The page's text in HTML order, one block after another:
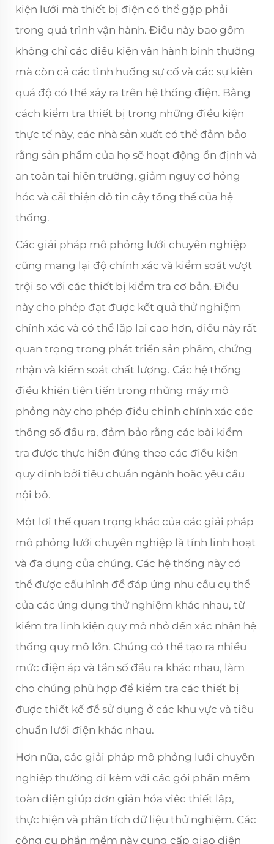
kiện lưới mà thiết bị điện có thể gặp phải
trong quá trình vận hành. Điều này bao gồm
không chỉ các điều kiện vận hành bình thường
mà còn cả các tình huống sự cố và các sự kiện
quá độ có thể xảy ra trên hệ thống điện. Bằng
cách kiểm tra thiết bị trong những điều kiện
thực tế này, các nhà sản xuất có thể đảm bảo
rằng sản phẩm của họ sẽ hoạt động ổn định và
an toàn tại hiện trường, giảm nguy cơ hỏng
hóc và cải thiện độ tin cậy tổng thể của hệ
thống.
Các giải pháp mô phỏng lưới chuyên nghiệp
cũng mang lại độ chính xác và kiểm soát vượt
trội so với các thiết bị kiểm tra cơ bản. Điều
này cho phép đạt được kết quả thử nghiệm
chính xác và có thể lặp lại cao hơn, điều này rất
quan trọng trong phát triển sản phẩm, chứng
nhận và kiểm soát chất lượng. Các hệ thống
điều khiển tiên tiến trong những máy mô
phỏng này cho phép điều chỉnh chính xác các
thông số đầu ra, đảm bảo rằng các bài kiểm
tra được thực hiện đúng theo các điều kiện
quy định bởi tiêu chuẩn ngành hoặc yêu cầu
nội bộ.
Một lợi thế quan trọng khác của các giải pháp
mô phỏng lưới chuyên nghiệp là tính linh hoạt
và đa dụng của chúng. Các hệ thống này có
thể được cấu hình để đáp ứng nhu cầu cụ thể
của các ứng dụng thử nghiệm khác nhau, từ
kiểm tra linh kiện quy mô nhỏ đến xác nhận hệ
thống quy mô lớn. Chúng có thể tạo ra nhiều
mức điện áp và tần số đầu ra khác nhau, làm
cho chúng phù hợp để kiểm tra các thiết bị
được thiết kế để sử dụng ở các khu vực và tiêu
chuẩn lưới điện khác nhau.
Hơn nữa, các giải pháp mô phỏng lưới chuyên
nghiệp thường đi kèm với các gói phần mềm
toàn diện giúp đơn giản hóa việc thiết lập,
thực hiện và phân tích dữ liệu thử nghiệm. Các
công cụ phần mềm này cung cấp giao diện